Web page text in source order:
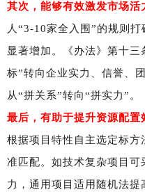
其次，能够有效激发市场活
人“3-10家全入围”的规则
显著增加。《办法》第十
标”转向企业实力、信誉、
从“拼关系”转向“拼实力”。
最后，有助于提升资源配置
根据项目特性自主选定标
准匹配。如技术复杂项目
力，通用项目适用随机法提